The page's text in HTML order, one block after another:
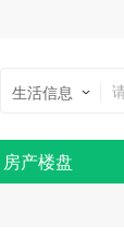
生活信息
房产楼盘